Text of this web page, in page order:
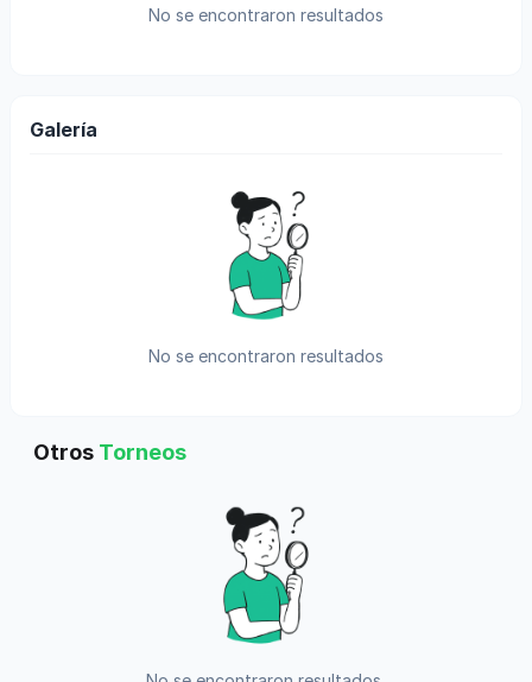
No se encontraron resultados
Galería
No se encontraron resultados
Otros Torneos